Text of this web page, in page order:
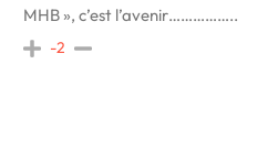
MHB », c’est l’avenir……………..
-2